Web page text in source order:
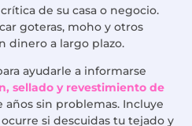
de su casa o negocio.
goteras, moho y otros
dinero a largo plazo.
ayudarle a informarse
sellado y revestimiento de
años sin problemas. Incluye
si descuidas tu tejado y